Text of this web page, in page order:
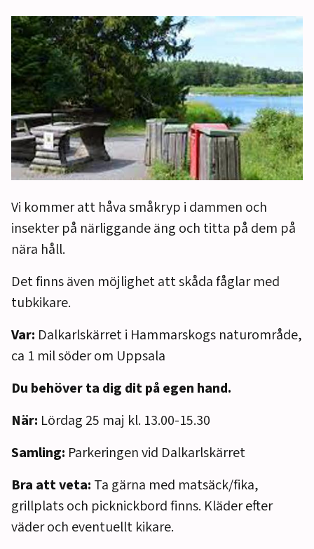
Vi kommer att håva småkryp i dammen och
insekter på närliggande äng och titta på dem på
nära håll.
Det finns även möjlighet att skåda fåglar med
tubkikare.
Var: Dalkarlskärret i Hammarskogs naturområde,
ca 1 mil söder om Uppsala
Du behöver ta dig dit på egen hand.
När: Lördag 25 maj kl. 13.00-15.30
Samling: Parkeringen vid Dalkarlskärret
Bra att veta: Ta gärna med matsäck/fika,
grillplats och picknickbord finns. Kläder efter
väder och eventuellt kikare.